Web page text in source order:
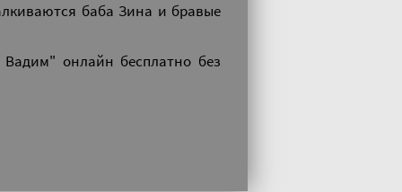
баба Зина и бравые
онлайн бесплатно без